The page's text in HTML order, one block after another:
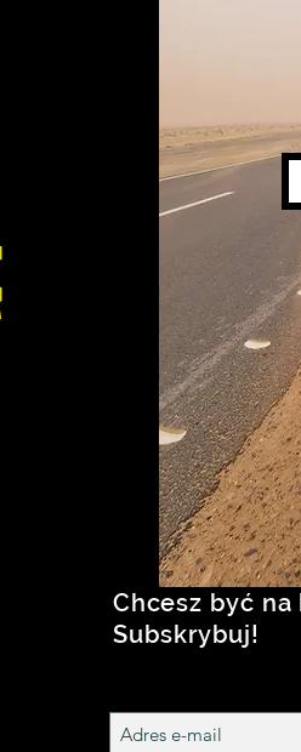
Chcesz być na
Subskrybuj!